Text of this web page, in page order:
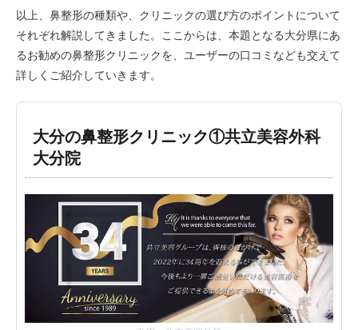
以上、鼻整形の種類や、クリニックの選び方のポイントについて
それぞれ解説してきました。ここからは、本題となる大分県にあ
るお勧めの鼻整形クリニックを、ユーザーの口コミなども交えて
詳しくご紹介していきます。
大分の鼻整形クリニック①共立美容外科
大分院